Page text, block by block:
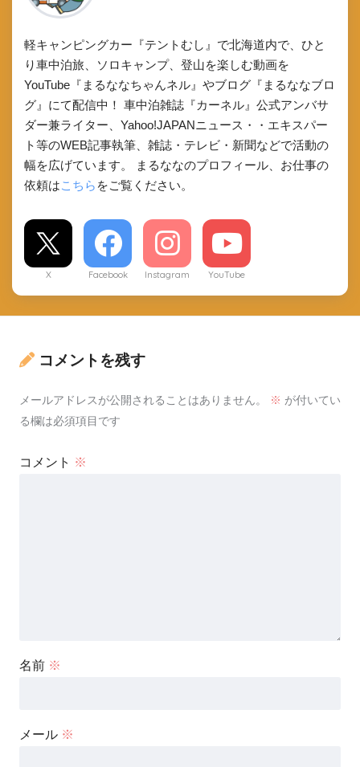
軽キャンピングカー『テントむし』で北海道内で、ひと
り車中泊旅、ソロキャンプ、登山を楽しむ動画を
YouTube『まるななちゃんネル』やブログ『まるななブロ
グ』にて配信中！ 車中泊雑誌『カーネル』公式アンバサ
ダー兼ライター、Yahoo!JAPANニュース・・エキスパー
ト等のWEB記事執筆、雑誌・テレビ・新聞などで活動の
幅を広げています。 まるななのプロフィール、お仕事の
依頼はこちら をご覧ください。
X Facebook Instagram YouTube
コメントを残す
メールアドレスが公開されることはありません。 ※ が付いてい
る欄は必須項目です
コメント ※
名前 ※
メール ※